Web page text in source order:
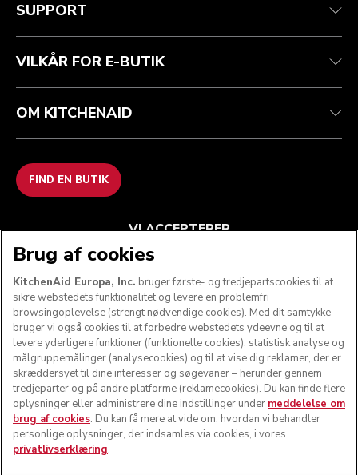
Spor din ordre
Garanti og dokumenter
Ofte stillede spørgsmål
Returnering og refusion
Imprint
ODR
SUPPORT
VILKÅR FOR E-BUTIK
OM KITCHENAID
FIND EN BUTIK
VI ACCEPTERER
FØLG OS
Brug af cookies
KitchenAid Europa, Inc. bruger første- og tredjepartscookies til at
sikre webstedets funktionalitet og levere en problemfri
browsingoplevelse (strengt nødvendige cookies). Med dit samtykke
bruger vi også cookies til at forbedre webstedets ydeevne og til at
levere yderligere funktioner (funktionelle cookies), statistisk analyse og
målgruppemålinger (analysecookies) og til at vise dig reklamer, der er
skræddersyet til dine interesser og søgevaner – herunder gennem
tredjeparter og på andre platforme (reklamecookies). Du kan finde flere
oplysninger eller administrere dine indstillinger under meddelelse om
brug af cookies. Du kan få mere at vide om, hvordan vi behandler
personlige oplysninger, der indsamles via cookies, i vores
privatlivserklæring.